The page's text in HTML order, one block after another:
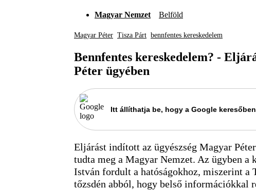
Magyar Nemzet Belföld
Magyar Péter Tisza Párt bennfentes kereskedelem
Bennfentes kereskedelem? -
Péter ügyében
Itt állíthatja be, hogy a Google
Eljárást indított az ügyészség Magyar
tudta meg a Magyar Nemzet. Az ügyben
István fordult a hatóságokhoz, miszerint a
tőzsdén abból, hogy belső információkkal